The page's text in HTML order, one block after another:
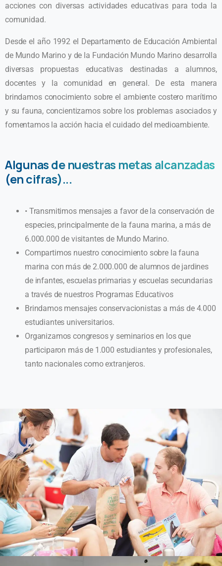
acciones con diversas actividades educativas para toda la
comunidad.
Desde el año 1992 el Departamento de Educación Ambiental
de Mundo Marino y de la Fundación Mundo Marino desarrolla
diversas propuestas educativas destinadas a alumnos,
docentes y la comunidad en general. De esta manera
brindamos conocimiento sobre el ambiente costero marítimo
y su fauna, concientizamos sobre los problemas asociados y
fomentamos la acción hacia el cuidado del medioambiente.
Algunas de nuestras metas alcanzadas
(en cifras)...
• Transmitimos mensajes a favor de la conservación de
especies, principalmente de la fauna marina, a más de
6.000.000 de visitantes de Mundo Marino.
Compartimos nuestro conocimiento sobre la fauna
marina con más de 2.000.000 de alumnos de jardines
de infantes, escuelas primarias y escuelas secundarias
a través de nuestros Programas Educativos
Brindamos mensajes conservacionistas a más de 4.000
estudiantes universitarios.
Organizamos congresos y seminarios en los que
participaron más de 1.000 estudiantes y profesionales,
tanto nacionales como extranjeros.